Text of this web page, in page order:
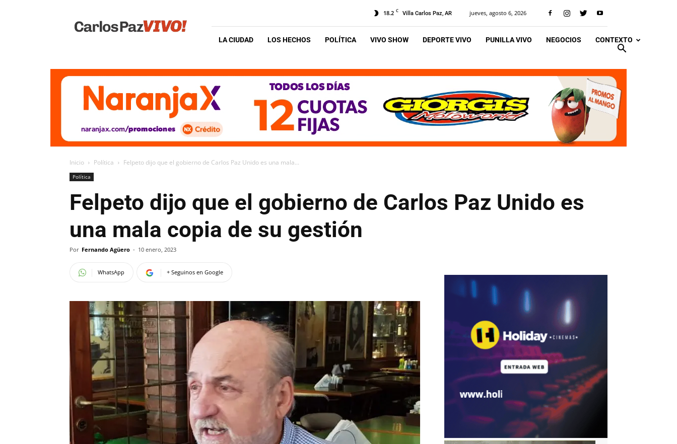
Vivo
18.2 C Villa Carlos Paz, AR jueves, agosto 6, 2026
LA CIUDAD LOS HECHOS POLÍTICA VIVO SHOW DEPORTE VIVO PUNILLA VIVO NEGOCIOS CONTEXTO
Inicio Política Felpeto dijo que el gobierno de Carlos Paz Unido es una mala...
Política
Felpeto dijo que el gobierno de Carlos Paz Unido es
una mala copia de su gestión
Por Fernando Agüero - 10 enero, 2023
WhatsApp + Seguinos en Google